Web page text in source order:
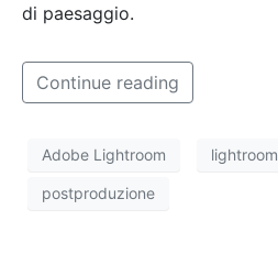
di paesaggio.
Continue reading
Adobe Lightroom lightroom
postproduzione